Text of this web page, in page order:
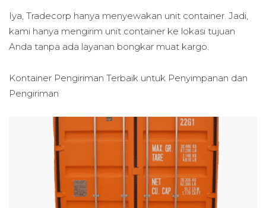
Iya, Tradecorp hanya menyewakan unit container. Jadi,
kami hanya mengirim unit container ke lokasi tujuan
Anda tanpa ada layanan bongkar muat kargo.
Kontainer Pengiriman Terbaik untuk Penyimpanan dan
Pengiriman